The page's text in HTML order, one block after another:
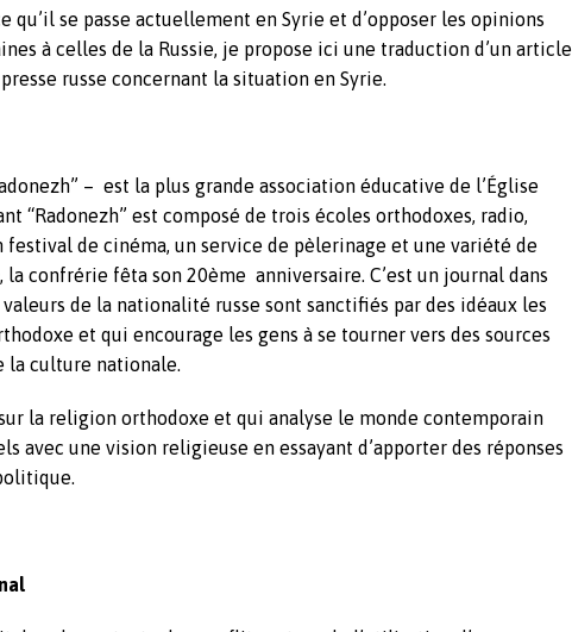
qu’il se passe actuellement en Syrie et d’opposer les opinions
à celles de la Russie, je propose ici une traduction d’un article
russe concernant la situation en Syrie.
– est la plus grande association éducative de l’Église
“Radonezh” est composé de trois écoles orthodoxes, radio,
festival de cinéma, un service de pèlerinage et une variété de
la confrérie fêta son 20ème anniversaire. C’est un journal dans
de la nationalité russe sont sanctifiés par des idéaux les
et qui encourage les gens à se tourner vers des sources
la culture nationale.
la religion orthodoxe et qui analyse le monde contemporain
avec une vision religieuse en essayant d’apporter des réponses